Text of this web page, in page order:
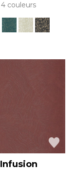
4 couleurs
Infusion